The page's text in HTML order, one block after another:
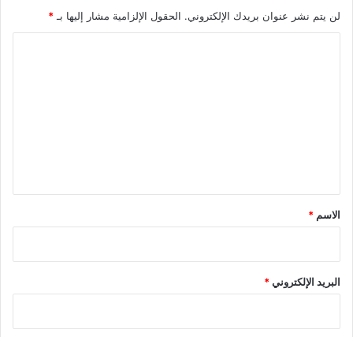
لن يتم نشر عنوان بريدك الإلكتروني. الحقول الإلزامية مشار إليها بـ *
*
الاسم *
البريد الإلكتروني*